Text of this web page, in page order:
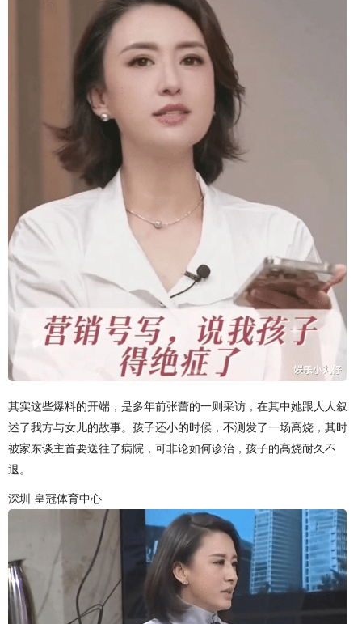
其实这些爆料的开端，是多年前张蕾的一则采访，在其中她跟人人叙
述了我方与女儿的故事。孩子还小的时候，不测发了一场高烧，其时
被家东谈主首要送往了病院，可非论如何诊治，孩子的高烧耐久不
退。
深圳 皇冠体育中心